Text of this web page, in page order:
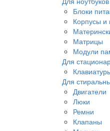
Блоки
Корпусы и
Матрицы
Модули
Для
Для
Двигатели
Люки
Ремни
Клапаны